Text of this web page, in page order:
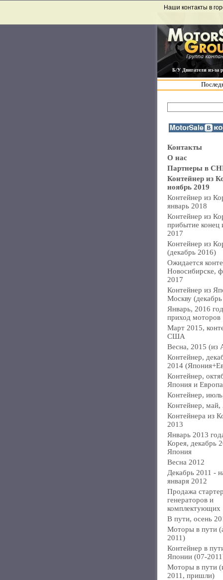
Б/У Двигатели из-за
Наши контакты в
Контакты
О нас
Партнеры в
Контейнер из
ноябрь 2019
Контейнер из
январь 2018
Контейнер из
прибытие конец
2017
Контейнер из
(декабрь 2016)
Ожидается
Новосибирске,
2017
Контейнер из
Москву
Январь, 2016
приход моторов
Март 2015,
США
Весна, 2015 (из
Контейнер,
2014
Контейнер,
Япония и
Контейнер,
Контейнер, май,
Контейнера из
2013
Январь 2013
Корея, декабрь
Япония
Весна 2012
Декабрь 2011 -
января 2012
Продажа
генераторов и
комплектующих
В пути, осень
Моторы в пути
2011)
Контейнер в
Японии (07-
Моторы в пути
2011, пришли)